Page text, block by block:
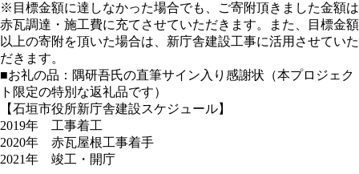
※目標金額に達しなかった場合でも、ご寄附頂きました金額は
赤瓦調達・施工費に充てさせていただきます。また、目標金額
以上の寄附を頂いた場合は、新庁舎建設工事に活用させていた
だきます。
■お礼の品：隅研吾氏の直筆サイン入り感謝状（本プロジェク
ト限定の特別な返礼品です）
【石垣市役所新庁舎建設スケジュール】
2019年 工事着工
2020年 赤瓦屋根工事着手
2021年 竣工・開庁